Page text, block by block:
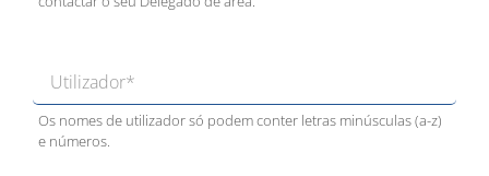
Os nomes de utilizador só podem conter letras minúsculas (a-z)
e números.